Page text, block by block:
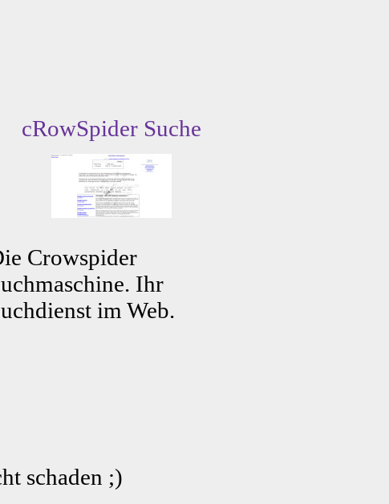
cRowSpider Suche
Crowspider
Ihr
im Web.
schaden ;)